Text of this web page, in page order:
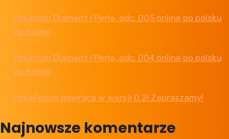
Pokémon Diament i Perła, odc. 005 online po polsku
za darmo
Pokémon Diament i Perła, odc. 004 online po polsku
za darmo
PokeForum powraca w wersji 0.2! Zapraszamy!
Najnowsze komentarze